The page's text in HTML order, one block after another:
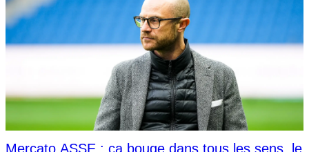
Mercato ASSE : ça bouge dans tous les sens, le